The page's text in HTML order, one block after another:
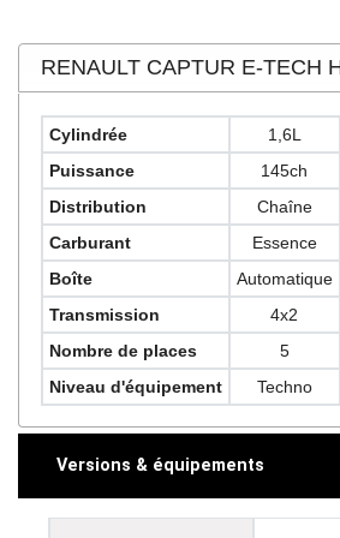
RENAULT CAPTUR E-TECH
Cylindrée
1,6L
Puissance
145ch
Distribution
Chaîne
Carburant
Essence
Boîte
Automatique
Transmission
4x2
Nombre de places
5
Niveau d'équipement
Techno
Versions & équipements